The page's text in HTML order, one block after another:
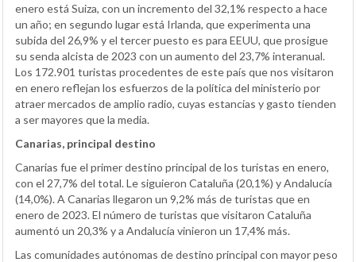
enero está Suiza, con un incremento del 32,1% respecto a hace
un año; en segundo lugar está Irlanda, que experimenta una
subida del 26,9% y el tercer puesto es para EEUU, que prosigue
su senda alcista de 2023 con un aumento del 23,7% interanual.
Los 172.901 turistas procedentes de este país que nos visitaron
en enero reflejan los esfuerzos de la política del ministerio por
atraer mercados de amplio radio, cuyas estancias y gasto tienden
a ser mayores que la media.
Canarias, principal destino
Canarias fue el primer destino principal de los turistas en enero,
con el 27,7% del total. Le siguieron Cataluña (20,1%) y Andalucía
(14,0%). A Canarias llegaron un 9,2% más de turistas que en
enero de 2023. El número de turistas que visitaron Cataluña
aumentó un 20,3% y a Andalucía vinieron un 17,4% más.
Las comunidades autónomas de destino principal con mayor peso